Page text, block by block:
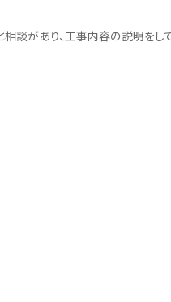
談があり、工事内容の説明をし